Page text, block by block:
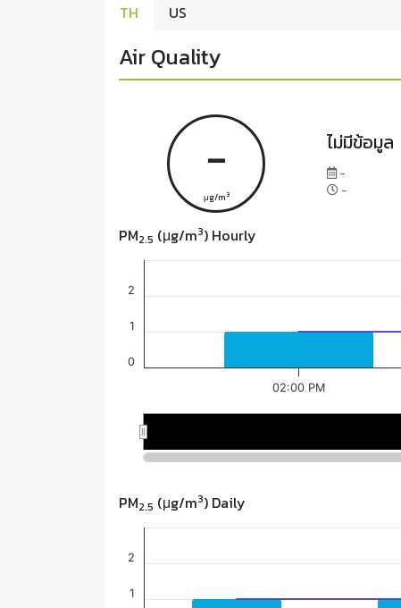
TH US
Air Quality
-
μg/m3
ไม่มีข้อมูล
-
-
PM2.5 (μg/m3) Hourly
PM2.5 (μg/m3) Daily